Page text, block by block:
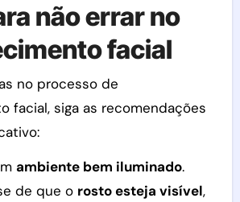
não errar no
facial
no processo de
facial, siga as recomendações
ambiente bem iluminado.
de que o rosto esteja visível,